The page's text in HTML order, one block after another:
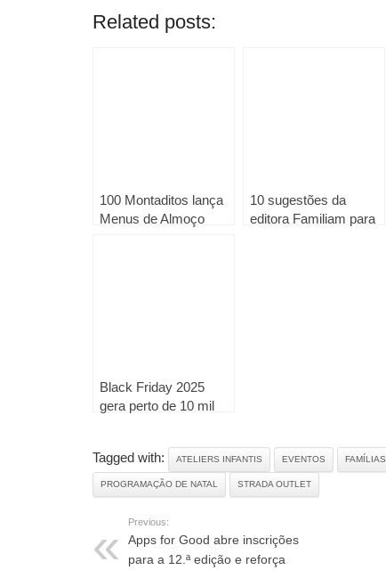
Related posts:
100 Montaditos lança
Menus de Almoço
10 sugestões da
editora Familiam para
Black Friday 2025
gera perto de 10 mil
Tagged with:
ATELIERS INFANTIS EVENTOS FAMÍLIAS
PROGRAMAÇÃO DE NATAL STRADA OUTLET
Previous:
Apps for Good abre inscrições
para a 12.ª edição e reforça